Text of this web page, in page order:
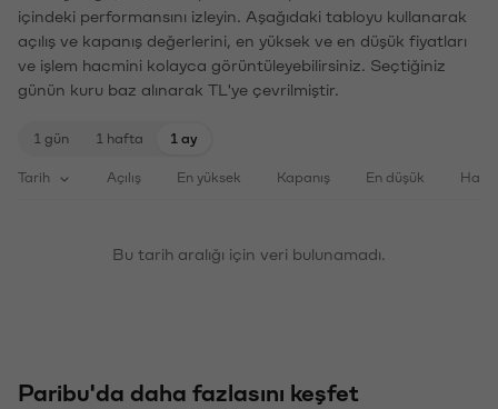
içindeki performansını izleyin. Aşağıdaki tabloyu kullanarak
açılış ve kapanış değerlerini, en yüksek ve en düşük fiyatları
ve işlem hacmini kolayca görüntüleyebilirsiniz. Seçtiğiniz
günün kuru baz alınarak TL'ye çevrilmiştir.
1 gün 1 hafta 1 ay
Tarih Açılış En yüksek Kapanış En düşük
Bu tarih aralığı için veri bulunamadı.
Paribu'da daha fazlasını keşfet